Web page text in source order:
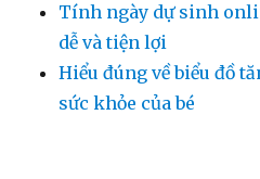
Tính ngày dự sinh
dễ và tiện lợi
Hiểu đúng về biểu đồ
sức khỏe của bé